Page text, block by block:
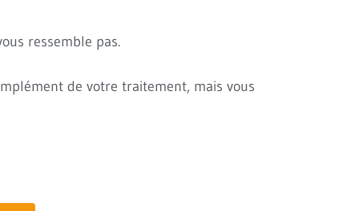
ressemble pas.
de votre traitement, mais vous